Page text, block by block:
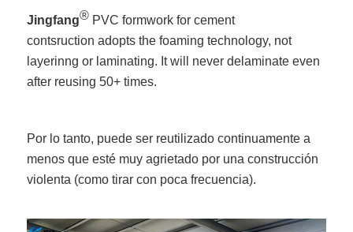
Jingfang® PVC formwork for cement
contsruction adopts the foaming technology, not
layerinng or laminating. It will never delaminate even
after reusing 50+ times.
Por lo tanto, puede ser reutilizado continuamente a
menos que esté muy agrietado por una construcción
violenta (como tirar con poca frecuencia).